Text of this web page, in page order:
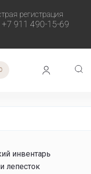
регистрация
+7 911 490-15-69
инвентарь
лепесток